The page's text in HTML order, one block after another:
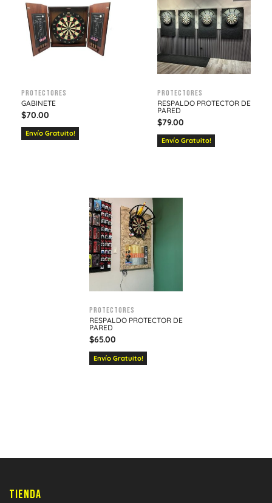
Protectores
GABINETE
$70.00
Envío Gratuito!
Protectores
RESPALDO PROTECTOR DE
PARED
$79.00
Envío Gratuito!
Protectores
RESPALDO PROTECTOR DE
PARED
$65.00
Envío Gratuito!
TIENDA